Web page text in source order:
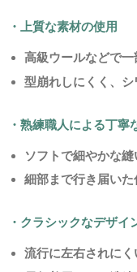
・上質な素材の使用
高級ウールなどで
型崩れしにくく、
・熟練職人による丁寧
ソフトで細やかな縫
細部まで行き届いた
・クラシックなデザイ
流行に左右されに